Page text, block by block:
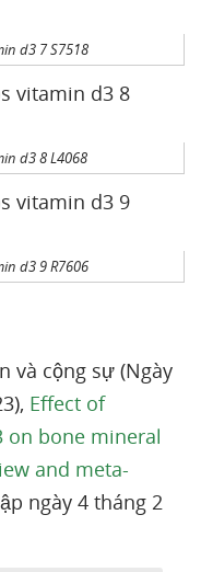
d3 7 S7518
d3 8 L4068
d3 9 R7606
và cộng sự (Ngày
Effect of
on bone mineral
and meta-
ngày 4 tháng 2